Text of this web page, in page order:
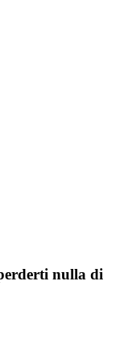
nulla di